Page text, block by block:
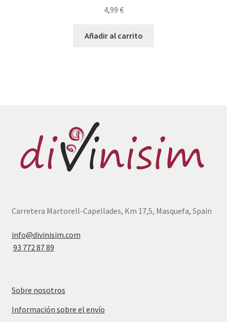
4,99 €
Añadir al carrito
Carretera Martorell-Capellades, Km 17,5, Masquefa, Spain
info@divinisim.com
93 772 87 89
Sobre nosotros
Información sobre el envío